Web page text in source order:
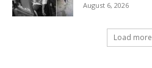
August 6, 2026
Load more